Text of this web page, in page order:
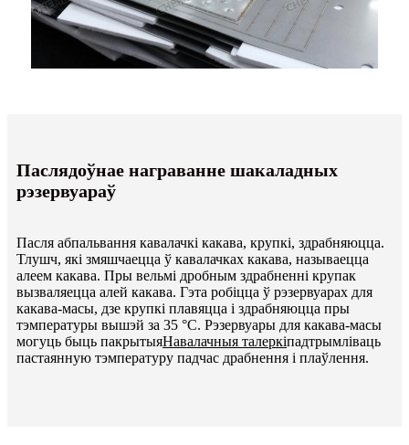
Паслядоўнае награванне шакаладных
рэзервуараў
Пасля абпальвання кавалачкі какава, крупкі, здрабняюцца.
Тлушч, які змяшчаецца ў кавалачках какава, называецца
алеем какава. Пры вельмі дробным здрабненні крупак
вызваляецца алей какава. Гэта робіцца ў рэзервуарах для
какава-масы, дзе крупкі плавяцца і здрабняюцца пры
тэмпературы вышэй за 35 °C. Рэзервуары для какава-масы
могуць быць пакрытыяНавалачныя талеркіпадтрымліваць
пастаянную тэмпературу падчас драбнення і плаўлення.